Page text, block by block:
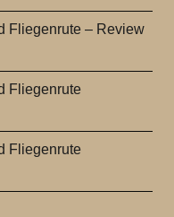
Fliegenrute – Review
Fliegenrute
Fliegenrute